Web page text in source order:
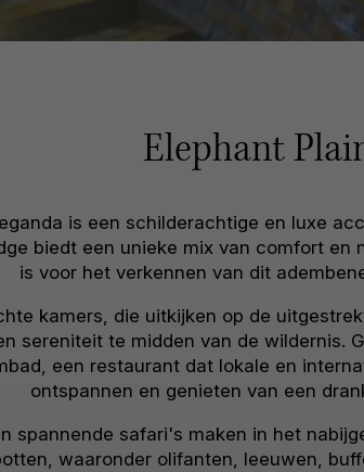
Elephant
is een schilderachtige en luxe
biedt een unieke mix van comfort
is voor het verkennen van dit
kamers, die uitkijken op de
sereniteit te midden van de wildernis.
een restaurant dat lokale en
ontspannen en genieten van een
spannende safari's maken in het
waaronder olifanten, leeuwen,